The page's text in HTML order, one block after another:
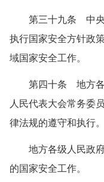
第三十九条 中
执行国家安全方针政
域国家安全工作。
第四十条 地方
人民代表大会常务委
律法规的遵守和执行。
地方各级人民政
的国家安全工作。